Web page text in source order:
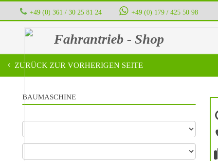
+49 (0) 361 / 30 25 81 24 ‭ ‭ ‭ ‭ +49 (0) 179 / 425 50 98
Fahrantrieb - Shop
ZURÜCK ZUR VORHERIGEN SEITE
BAUMASCHINE